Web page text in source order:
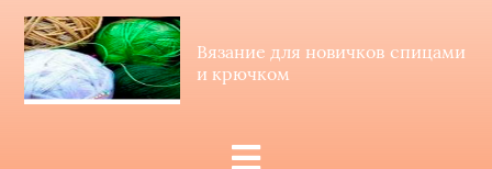
Вязание для новичков спицами
и крючком